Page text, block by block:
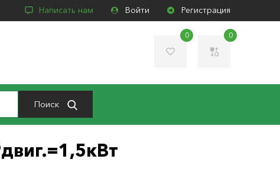
Написать нам Войти Регистрация
0 0
Поиск